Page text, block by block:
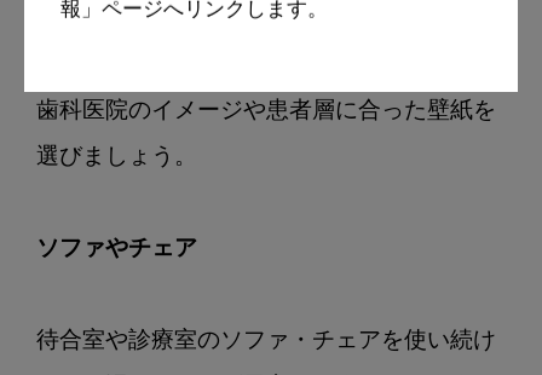
報」ページへリンクします。
ザイン・素材の壁紙を選ぶと、高級感や重厚
歯科医院のイメージや患者層に合った壁紙を
選びましょう。
ソファやチェア
待合室や診療室のソファ・チェアを使い続け